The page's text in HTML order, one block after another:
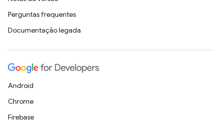
Perguntas frequentes
Documentação legada
Android
Chrome
Firebase